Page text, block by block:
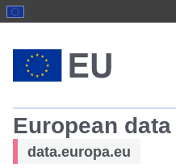
European data
data.europa.eu